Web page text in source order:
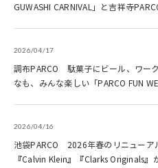
GUWASHI CARNIVAL」と吉祥寺
2026/04/17
調布PARCO 駄菓子にビール、ワー
なも、みんな楽しい「PARCO FUN
2026/04/16
池袋PARCO 2026年春のリニューア
『Calvin Klein』『Clarks Originals』